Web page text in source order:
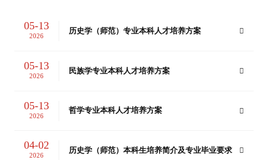
05-13
2026
历史学（师范）专业本科人才培养方案
05-13
2026
民族学专业本科人才培养方案
05-13
2026
哲学专业本科人才培养方案
04-02
2026
历史学（师范）本科生培养简介及专业毕业要求